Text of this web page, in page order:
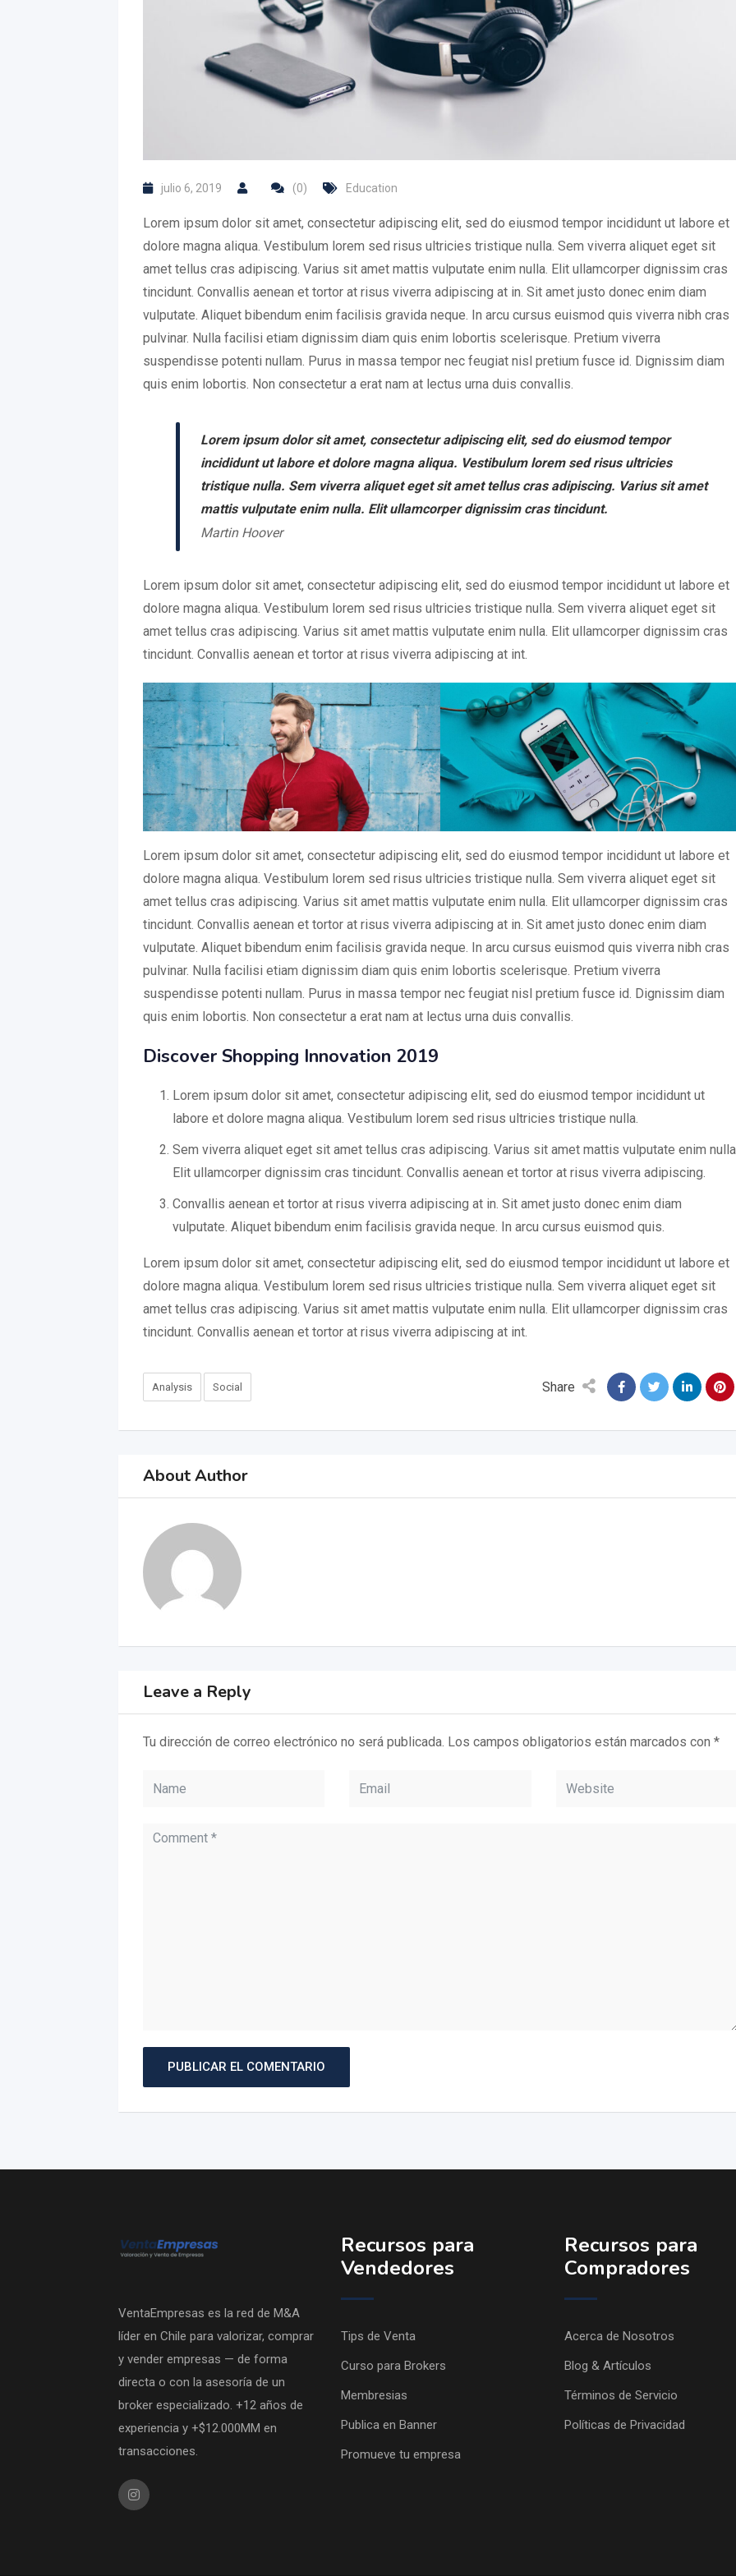
julio 6, 2019 (0) Education
Lorem ipsum dolor sit amet, consectetur adipiscing elit, sed do eiusmod tempor incididunt ut labore et
dolore magna aliqua. Vestibulum lorem sed risus ultricies tristique nulla. Sem viverra aliquet eget sit
amet tellus cras adipiscing. Varius sit amet mattis vulputate enim nulla. Elit ullamcorper dignissim cras
tincidunt. Convallis aenean et tortor at risus viverra adipiscing at in. Sit amet justo donec enim diam
vulputate. Aliquet bibendum enim facilisis gravida neque. In arcu cursus euismod quis viverra nibh cras
pulvinar. Nulla facilisi etiam dignissim diam quis enim lobortis scelerisque. Pretium viverra
suspendisse potenti nullam. Purus in massa tempor nec feugiat nisl pretium fusce id. Dignissim diam
quis enim lobortis. Non consectetur a erat nam at lectus urna duis convallis.
Lorem ipsum dolor sit amet, consectetur adipiscing elit, sed do eiusmod tempor
incididunt ut labore et dolore magna aliqua. Vestibulum lorem sed risus ultricies
tristique nulla. Sem viverra aliquet eget sit amet tellus cras adipiscing. Varius sit amet
mattis vulputate enim nulla. Elit ullamcorper dignissim cras tincidunt.
Martin Hoover
Lorem ipsum dolor sit amet, consectetur adipiscing elit, sed do eiusmod tempor incididunt ut labore et
dolore magna aliqua. Vestibulum lorem sed risus ultricies tristique nulla. Sem viverra aliquet eget sit
amet tellus cras adipiscing. Varius sit amet mattis vulputate enim nulla. Elit ullamcorper dignissim cras
tincidunt. Convallis aenean et tortor at risus viverra adipiscing at int.
Lorem ipsum dolor sit amet, consectetur adipiscing elit, sed do eiusmod tempor incididunt ut labore et
dolore magna aliqua. Vestibulum lorem sed risus ultricies tristique nulla. Sem viverra aliquet eget sit
amet tellus cras adipiscing. Varius sit amet mattis vulputate enim nulla. Elit ullamcorper dignissim cras
tincidunt. Convallis aenean et tortor at risus viverra adipiscing at in. Sit amet justo donec enim diam
vulputate. Aliquet bibendum enim facilisis gravida neque. In arcu cursus euismod quis viverra nibh cras
pulvinar. Nulla facilisi etiam dignissim diam quis enim lobortis scelerisque. Pretium viverra
suspendisse potenti nullam. Purus in massa tempor nec feugiat nisl pretium fusce id. Dignissim diam
quis enim lobortis. Non consectetur a erat nam at lectus urna duis convallis.
Discover Shopping Innovation 2019
Lorem ipsum dolor sit amet, consectetur adipiscing elit, sed do eiusmod tempor incididunt ut
labore et dolore magna aliqua. Vestibulum lorem sed risus ultricies tristique nulla.
Sem viverra aliquet eget sit amet tellus cras adipiscing. Varius sit amet mattis vulputate enim
Elit ullamcorper dignissim cras tincidunt. Convallis aenean et tortor at risus viverra adipiscing.
Convallis aenean et tortor at risus viverra adipiscing at in. Sit amet justo donec enim diam
vulputate. Aliquet bibendum enim facilisis gravida neque. In arcu cursus euismod quis.
Lorem ipsum dolor sit amet, consectetur adipiscing elit, sed do eiusmod tempor incididunt ut labore et
dolore magna aliqua. Vestibulum lorem sed risus ultricies tristique nulla. Sem viverra aliquet eget sit
amet tellus cras adipiscing. Varius sit amet mattis vulputate enim nulla. Elit ullamcorper dignissim cras
tincidunt. Convallis aenean et tortor at risus viverra adipiscing at int.
Analysis Social Share
About Author
Leave a Reply
Tu dirección de correo electrónico no será publicada. Los campos obligatorios están marcados con *
VentaEmpresas es la red de M&A
líder en Chile para valorizar, comprar
y vender empresas — de forma
directa o con la asesoría de un
broker especializado. +12 años de
experiencia y +$12.000MM en
transacciones.
Recursos para
Vendedores
Tips de Venta
Curso para Brokers
Membresias
Publica en Banner
Promueve tu empresa
Recursos para
Compradores
Acerca de Nosotros
Blog & Artículos
Términos de Servicio
Políticas de Privacidad